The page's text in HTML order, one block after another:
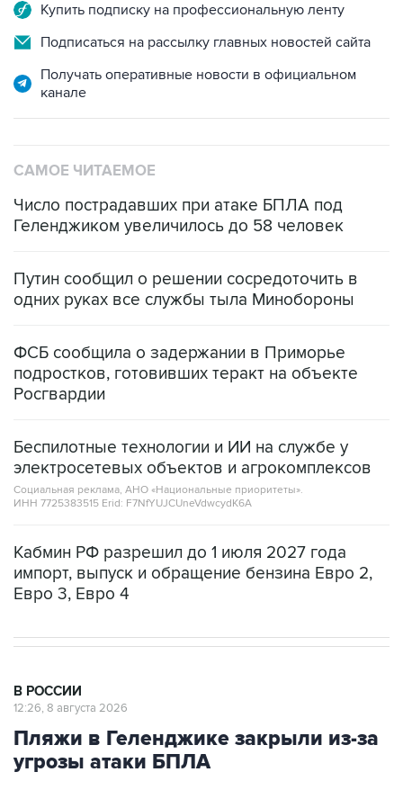
Купить подписку на профессиональную ленту
Подписаться на рассылку главных новостей сайта
Получать оперативные новости в официальном
канале
САМОЕ ЧИТАЕМОЕ
Число пострадавших при атаке БПЛА под
Геленджиком увеличилось до 58 человек
Путин сообщил о решении сосредоточить в
одних руках все службы тыла Минобороны
ФСБ сообщила о задержании в Приморье
подростков, готовивших теракт на объекте
Росгвардии
Беспилотные технологии и ИИ на службе у
электросетевых объектов и агрокомплексов
Социальная реклама, АНО «Национальные приоритеты».
ИНН 7725383515 Erid: F7NfYUJCUneVdwcydK6A
Кабмин РФ разрешил до 1 июля 2027 года
импорт, выпуск и обращение бензина Евро 2,
Евро 3, Евро 4
В РОССИИ
12:26, 8 августа 2026
Пляжи в Геленджике закрыли из-за
угрозы атаки БПЛА